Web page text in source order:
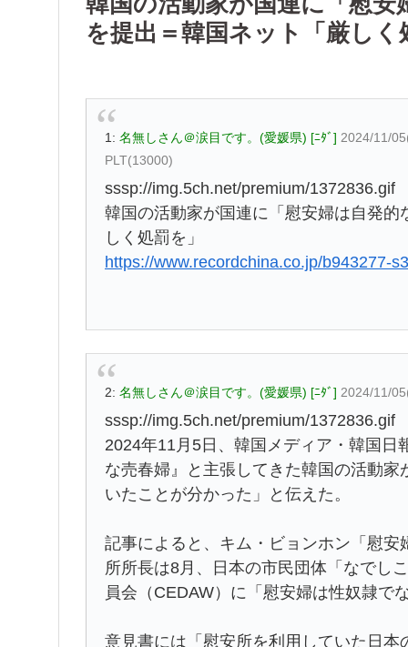
を提出＝韓国ネット「厳しく
1: 名無しさん＠涙目です。(愛媛県) [ﾆﾀﾞ] 2024/11/
PLT(13000)
sssp://img.5ch.net/premium/1372836.gif
韓国の活動家が国連に「慰安婦は自発
しく処罰を」
https://www.recordchina.co.jp/b943277-
2: 名無しさん＠涙目です。(愛媛県) [ﾆﾀﾞ] 2024/11/
sssp://img.5ch.net/premium/1372836.gif
2024年11月5日、韓国メディア・韓国
な売春婦』と主張してきた韓国の活動
いたことが分かった」と伝えた。
記事によると、キム・ビョンホン「慰
所所長は8月、日本の市民団体「なでし
員会（CEDAW）に「慰安婦は性奴隷で
意見書には「慰安所を利用していた日